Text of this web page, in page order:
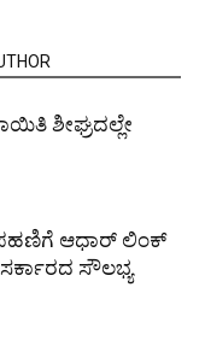
ಶೀಘ್ರದಲ್ಲೇ
ಪಹಣಿಗೆ ಆಧಾರ್ ಲಿಂಕ್
ಸೌಲಭ್ಯ